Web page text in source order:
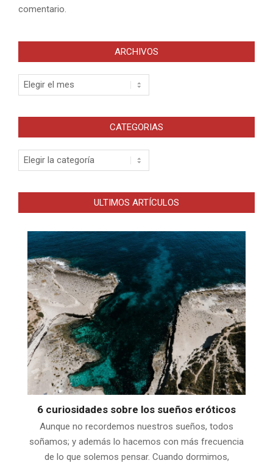
comentario.
ARCHIVOS
Archivos
CATEGORIAS
Categorias
ULTIMOS ARTÍCULOS
6 curiosidades sobre los sueños eróticos
Aunque no recordemos nuestros sueños, todos
soñamos; y además lo hacemos con más frecuencia
de lo que solemos pensar. Cuando dormimos,